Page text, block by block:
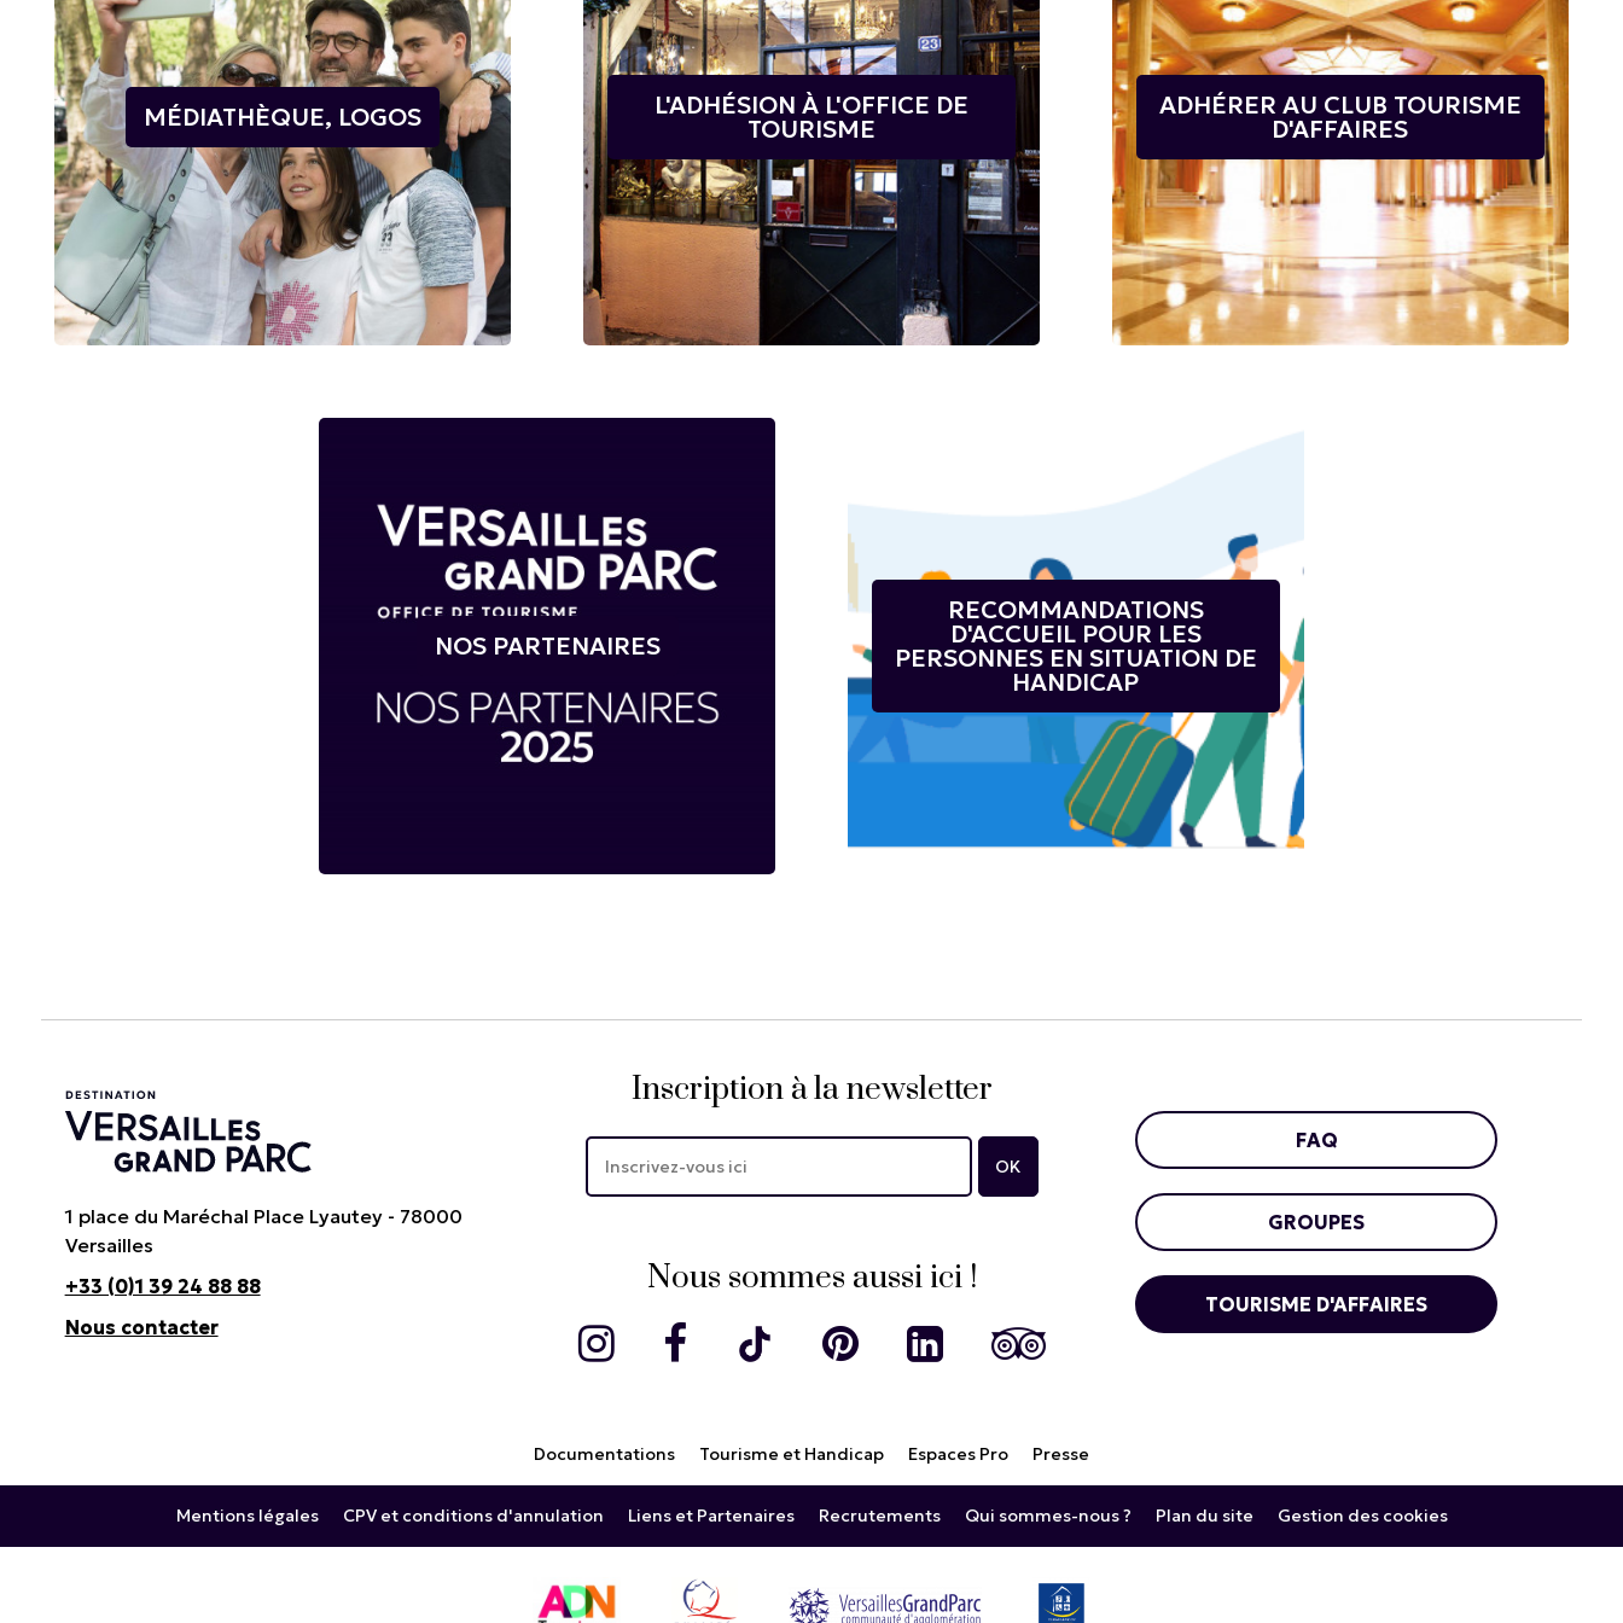
MÉDIATHÈQUE, LOGOS L'ADHÉSION À L'OFFICE DE
TOURISME
ADHÉRER AU CLUB TOURISME
D'AFFAIRES
NOS PARTENAIRES
RECOMMANDATIONS
D'ACCUEIL POUR LES
PERSONNES EN SITUATION DE
HANDICAP
1 place du Maréchal Place Lyautey - 78000
Versailles
+33 (0)1 39 24 88 88
Nous contacter
Inscription à la newsletter
Nous sommes aussi ici !
FAQ
GROUPES
TOURISME D'AFFAIRES
Documentations Tourisme et Handicap Espaces Pro Presse
Mentions légales CPV et conditions d'annulation Liens et Partenaires Recrutements Qui sommes-nous ? Plan du site Gestion des cookies